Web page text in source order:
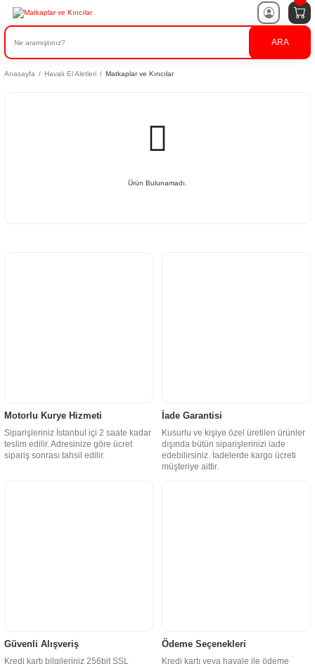
ARA
Anasayfa Havalı El Aletleri Matkaplar ve Kırıcılar
Ürün Bulunamadı.
Motorlu Kurye Hizmeti
Siparişleriniz İstanbul içi 2 saate kadar
teslim edilir. Adresinize göre ücret
sipariş sonrası tahsil edilir.
İade Garantisi
Kusurlu ve kişiye özel üretilen ürünler
dışında bütün siparişlerinizi iade
edebilirsiniz. İadelerde kargo ücreti
müşteriye aittir.
Güvenli Alışveriş
Kredi kartı bilgileriniz 256bit SSL
Ödeme Seçenekleri
Kredi kartı veya havale ile ödeme